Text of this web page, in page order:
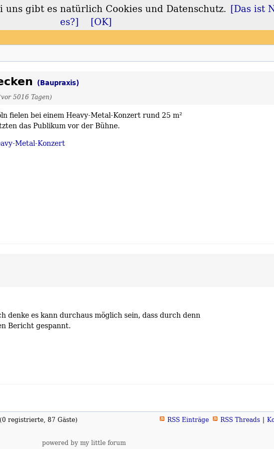
(Baupraxis)
5016 Tagen)
fielen bei einem Heavy-Metal-Konzert rund 25 m²
das Publikum vor der Bühne.
Metal-Konzert
denke es kann durchaus möglich sein, dass durch denn
Bericht gespannt.
registrierte, 87 Gäste)
RSS Einträge RSS Threads
powered by my little forum
gibt es natürlich Cookies und Datenschutz. [Das ist
es?]
[OK]